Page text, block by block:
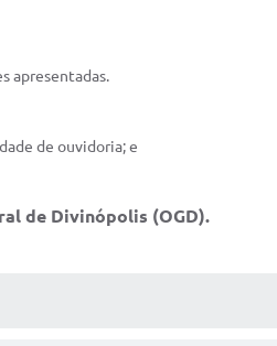
apresentadas.
de ouvidoria; e
de Divinópolis (OGD).